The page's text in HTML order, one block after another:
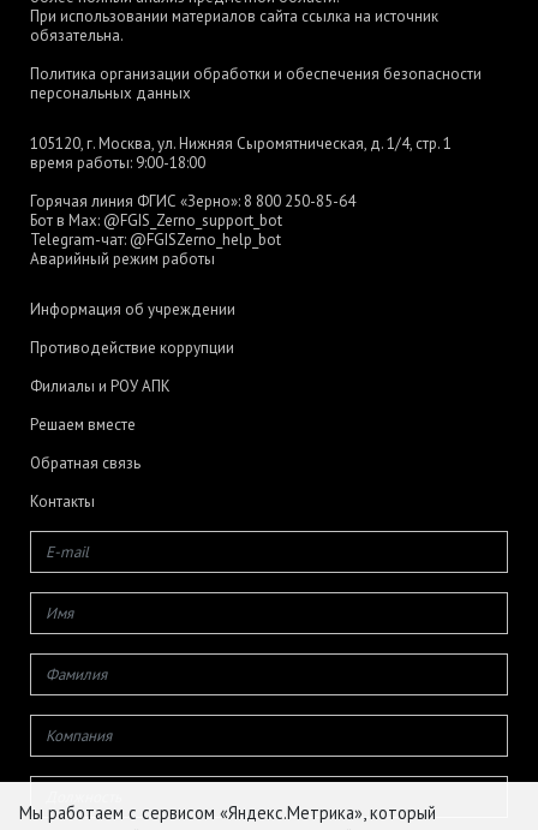
При использовании материалов сайта ссылка на источник
обязательна.
Политика организации обработки и обеспечения безопасности
персональных данных
105120, г. Москва, ул. Нижняя Сыромятническая, д. 1/4, стр. 1
время работы: 9:00-18:00
Горячая линия ФГИС «Зерно»: 8 800 250-85-64
Бот в Max: @FGIS_Zerno_support_bot
Telegram-чат: @FGISZerno_help_bot
Аварийный режим работы
Информация об учреждении
Противодействие коррупции
Филиалы и РОУ АПК
Решаем вместе
Обратная связь
Контакты
Мы работаем с сервисом «Яндекс.Метрика», который